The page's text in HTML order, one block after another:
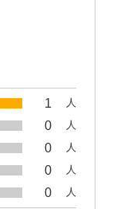
1 人
0 人
0 人
0 人
0 人